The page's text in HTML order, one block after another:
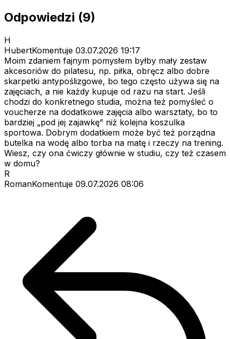
Odpowiedzi (9)
H
HubertKomentuje 03.07.2026 19:17
Moim zdaniem fajnym pomysłem byłby mały zestaw
akcesoriów do pilatesu, np. piłka, obręcz albo dobre
skarpetki antypoślizgowe, bo tego często używa się na
zajęciach, a nie każdy kupuje od razu na start. Jeśli
chodzi do konkretnego studia, można też pomyśleć o
voucherze na dodatkowe zajęcia albo warsztaty, bo to
bardziej „pod jej zajawkę” niż kolejna koszulka
sportowa. Dobrym dodatkiem może być też porządna
butelka na wodę albo torba na matę i rzeczy na trening.
Wiesz, czy ona ćwiczy głównie w studiu, czy też czasem
w domu?
R
RomanKomentuje 09.07.2026 08:06